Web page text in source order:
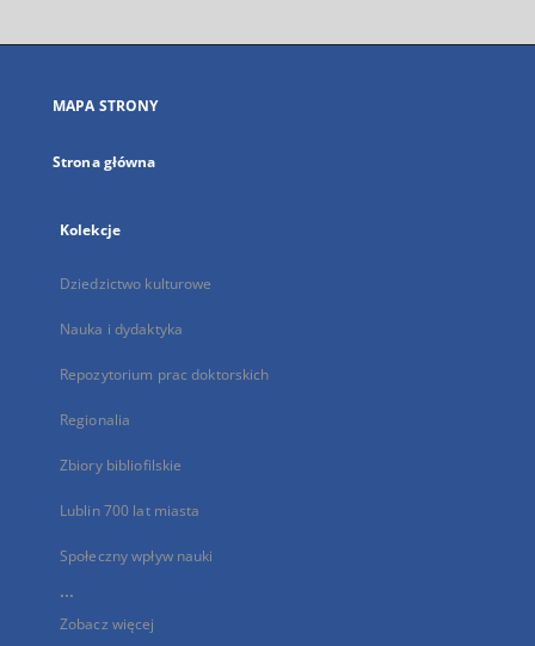
się
karcie
MAPA STRONY
Strona główna
Kolekcje
Dziedzictwo kulturowe
Nauka i dydaktyka
Repozytorium prac doktorskich
Regionalia
Zbiory bibliofilskie
Lublin 700 lat miasta
Społeczny wpływ nauki
...
Zobacz więcej